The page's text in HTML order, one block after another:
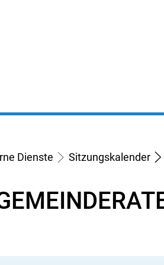
Dienste Sitzungskalender